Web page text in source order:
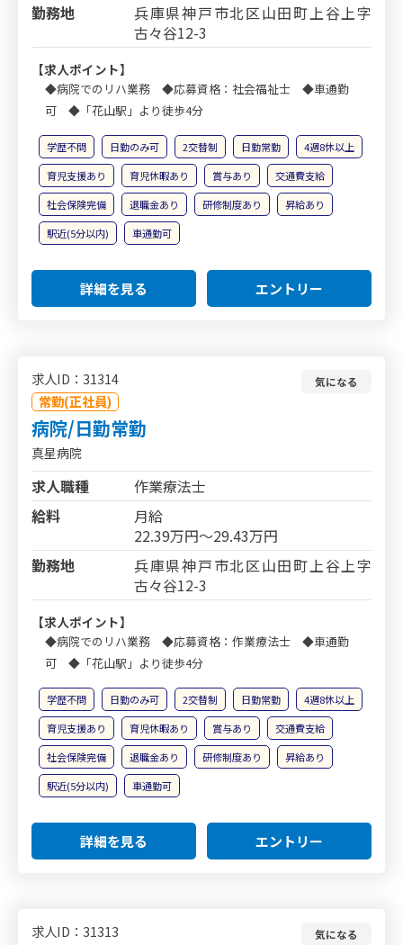
勤務地
兵庫県神戸市北区山田町上谷上字
古々谷12-3
【求人ポイント】
◆病院でのリハ業務 ◆応募資格：社会福祉士 ◆車通勤
可 ◆「花山駅」より徒歩4分
学歴不問 日勤のみ可 2交替制 日勤常勤
4週8休以上
育児支援あり
育児休暇あり 賞与あり
交通費支給
社会保険完備
退職金あり 研修制度あり
昇給あり
駅近(5分以内)
車通勤可
詳細を見る エントリー
求人ID：31314
常勤(正社員)
気になる
病院/日勤常勤
真星病院
求人職種
作業療法士
給料
月給
22.39万円～29.43万円
勤務地
兵庫県神戸市北区山田町上谷上字
古々谷12-3
【求人ポイント】
◆病院でのリハ業務 ◆応募資格：作業療法士 ◆車通勤
可 ◆「花山駅」より徒歩4分
学歴不問 日勤のみ可 2交替制 日勤常勤
4週8休以上
育児支援あり
育児休暇あり 賞与あり
交通費支給
社会保険完備
退職金あり 研修制度あり
昇給あり
駅近(5分以内)
車通勤可
詳細を見る エントリー
求人ID：31313
気になる